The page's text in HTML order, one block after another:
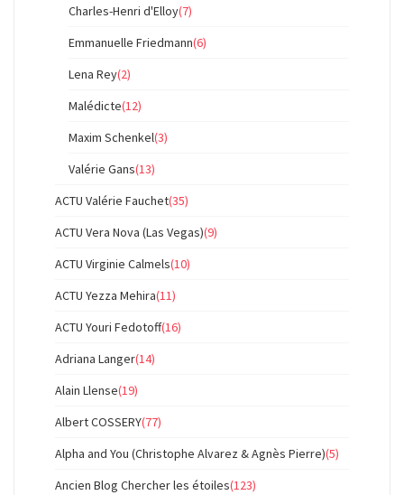
Charles-Henri d'Elloy(7)
Emmanuelle Friedmann(6)
Lena Rey(2)
Malédicte(12)
Maxim Schenkel(3)
Valérie Gans(13)
ACTU Valérie Fauchet(35)
ACTU Vera Nova (Las Vegas)(9)
ACTU Virginie Calmels(10)
ACTU Yezza Mehira(11)
ACTU Youri Fedotoff(16)
Adriana Langer(14)
Alain Llense(19)
Albert COSSERY(77)
Alpha and You (Christophe Alvarez & Agnès Pierre)(5)
Ancien Blog Chercher les étoiles(123)